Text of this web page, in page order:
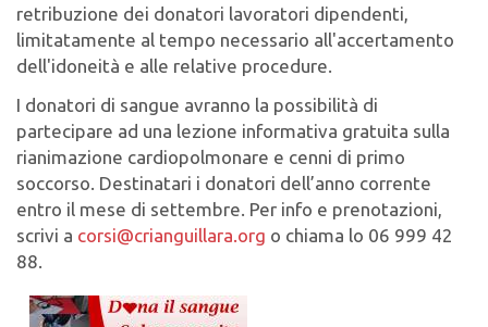
retribuzione dei donatori lavoratori dipendenti,
limitatamente al tempo necessario all'accertamento
dell'idoneità e alle relative procedure.
I donatori di sangue avranno la possibilità di
partecipare ad una lezione informativa gratuita sulla
rianimazione cardiopolmonare e cenni di primo
soccorso. Destinatari i donatori dell’anno corrente
entro il mese di settembre. Per info e prenotazioni,
scrivi a corsi@crianguillara.org o chiama lo 06 999 42
88.